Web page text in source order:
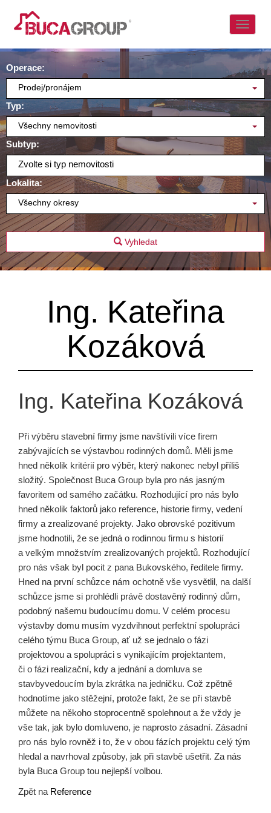
Operace:
Prodej/pronájem
Typ:
Všechny nemovitosti
Subtyp:
Zvolte si typ nemovitosti
Lokalita:
Všechny okresy
Vyhledat
Ing. Kateřina
Kozáková
Ing. Kateřina Kozáková
Při výběru stavební firmy jsme navštívili více firem
zabývajících se výstavbou rodinných domů. Měli jsme
hned několik kritérií pro výběr, který nakonec nebyl příliš
složitý. Společnost Buca Group byla pro nás jasným
favoritem od samého začátku. Rozhodující pro nás bylo
hned několik faktorů jako reference, historie firmy, vedení
firmy a zrealizované projekty. Jako obrovské pozitivum
jsme hodnotili, že se jedná o rodinnou firmu s historií
a velkým množstvím zrealizovaných projektů. Rozhodující
pro nás však byl pocit z pana Bukovského, ředitele firmy.
Hned na první schůzce nám ochotně vše vysvětlil, na další
schůzce jsme si prohlédli právě dostavěný rodinný dům,
podobný našemu budoucímu domu. V celém procesu
výstavby domu musím vyzdvihnout perfektní spolupráci
celého týmu Buca Group, ať už se jednalo o fázi
projektovou a spolupráci s vynikajícím projektantem,
či o fázi realizační, kdy a jednání a domluva se
stavbyvedoucím byla zkrátka na jedničku. Což zpětně
hodnotíme jako stěžejní, protože fakt, že se při stavbě
můžete na někoho stoprocentně spolehnout a že vždy je
vše tak, jak bylo domluveno, je naprosto zásadní. Zásadní
pro nás bylo rovněž i to, že v obou fázích projektu celý tým
hledal a navrhoval způsoby, jak při stavbě ušetřit. Za nás
byla Buca Group tou nejlepší volbou.
Zpět na Reference